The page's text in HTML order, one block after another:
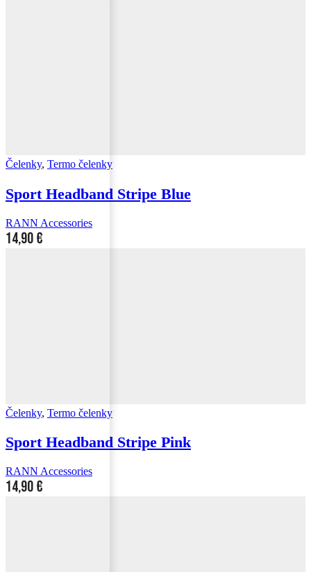
Čelenky, Termo čelenky
Sport Headband Stripe Blue
RANN Accessories
14,90€
Čelenky, Termo čelenky
Sport Headband Stripe Pink
RANN Accessories
14,90€